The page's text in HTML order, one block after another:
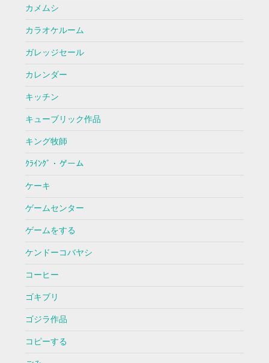
カメムシ
カラオケルーム
ガレッジセール
カレンダー
キッチン
キューブリック作品
キング牧師
ｸﾗｲﾝｸﾞ・ゲーム
ケーキ
ゲームセンター
ゲームをする
ケンドーコバヤシ
コーヒー
ゴキブリ
ゴジラ作品
コピーする